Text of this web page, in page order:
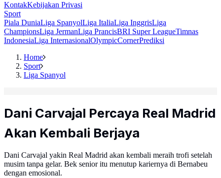
KontakKebijakan Privasi
Sport
Piala DuniaLiga SpanyolLiga ItaliaLiga InggrisLiga
ChampionsLiga JermanLiga PrancisBRI Super LeagueTimnas
IndonesiaLiga InternasionalOlympicCornerPrediksi
Home
Sport
Liga Spanyol
Dani Carvajal Percaya Real Madrid
Akan Kembali Berjaya
Dani Carvajal yakin Real Madrid akan kembali meraih trofi setelah
musim tanpa gelar. Bek senior itu menutup kariernya di Bernabeu
dengan emosional.